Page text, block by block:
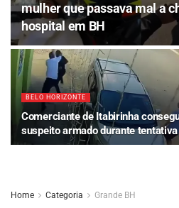
mulher que passava mal a
hospital em BH
BELO HORIZONTE
Comerciante de Itabirinha
suspeito armado durante
Home Categoria Grande BH